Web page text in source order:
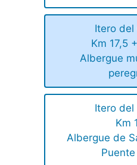
Itero del
Km 17,5
Albergue
Itero del
Km
Albergue de